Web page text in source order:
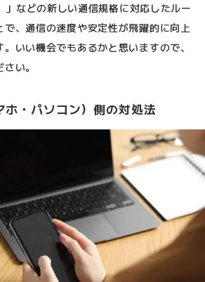
などの新しい通信規格に対応したルー
、通信の速度や安定性が飛躍的に向上
いい機会でもあるかと思いますので、
い。
・パソコン）側の対処法